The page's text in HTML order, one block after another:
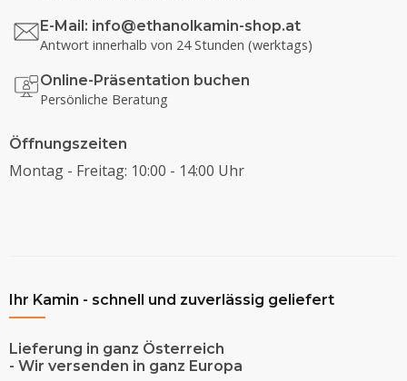
E-Mail: info@ethanolkamin-shop.at
Antwort innerhalb von 24 Stunden (werktags)
Online-Präsentation buchen
Persönliche Beratung
Öffnungszeiten
Montag - Freitag: 10:00 - 14:00 Uhr
Ihr Kamin - schnell und zuverlässig geliefert
Lieferung in ganz Österreich
- Wir versenden in ganz Europa